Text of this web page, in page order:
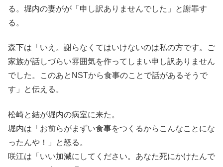
る。堀内の妻がが「申し訳ありませんでした」と謝罪す
る。
森下は「いえ。謝らなくてはいけないのは私の方です。ご
家族が話しづらい雰囲気を作ってしまい申し訳ありません
でした。このあとNSTから食事のことで話があるそうで
す」と伝える。
松崎と結が堀内の病室に来た。
堀内は「お前らがまずい食事をつくるからこんなことにな
ったんや！」と怒る。
咲江は「いい加減にしてください。あなた死にかけたんで